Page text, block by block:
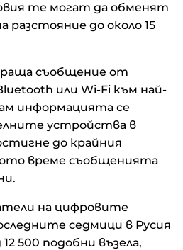
те могат да обменят
разстояние до около 15
съобщение от
или Wi-Fi към най-
информацията се
устройства в
до крайния
време съобщенията
на цифровите
седмици в Русия
500 подобни възела,